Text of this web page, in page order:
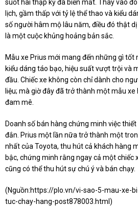
suốt hai thập kỷ đã biến mất. Thay vào
lịch, gầm thấp với tỷ lệ thể thao và kiểu
số người hâm mộ lâu năm, điều đó thật dị
là một cuộc khủng hoảng bản sắc.
Mẫu xe Prius mới mang đến những gì tốt
kiểu dáng táo bạo, hiệu suất vượt trội và
đầu. Chiếc xe không còn chỉ dành cho
liệu; mà giờ đây đã trở thành một mẫu
đam mê.
Doanh số bán hàng chứng minh việc
đắn. Prius một lần nữa trở thành một
nhất của Toyota, thu hút cả khách hàng
bậc, chứng minh rằng ngay cả một chiếc
cũng có thể thu hút sự chú ý và bán chạy.
(Nguồn:https://plo.vn/vi-sao-5-mau-xe-
tuc-chay-hang-post878003.html )